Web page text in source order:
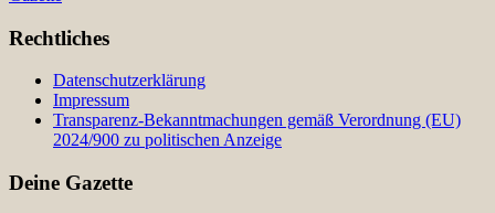
Rechtliches
Datenschutzerklärung
Impressum
Transparenz-Bekanntmachungen gemäß Verordnung (EU)
2024/900 zu politischen Anzeige
Deine Gazette